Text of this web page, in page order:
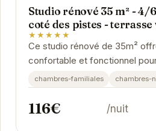
Studio rénové 35 m² - 4/
coté des pistes -
★★★★★
Ce studio rénové de 35m²
confortable et fonctionnel
proximité avec les pistes et sa
chambres-familiales chambres-
116€ /nuit